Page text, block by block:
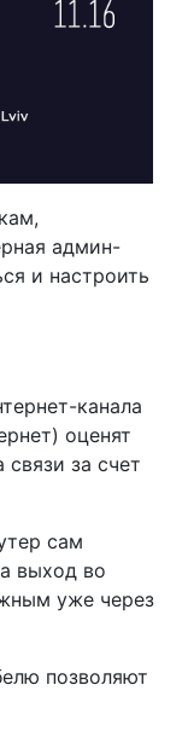
админ-
и настроить
канала
оценят
связи за счет
сам
выход во
уже через
позволяют